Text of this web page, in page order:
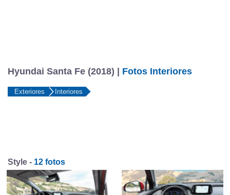
Hyundai Santa Fe (2018) | Fotos Interiores
Exteriores Interiores
Style - 12 fotos